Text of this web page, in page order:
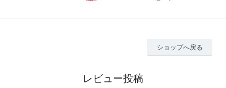
ショップへ戻る
レビュー投稿